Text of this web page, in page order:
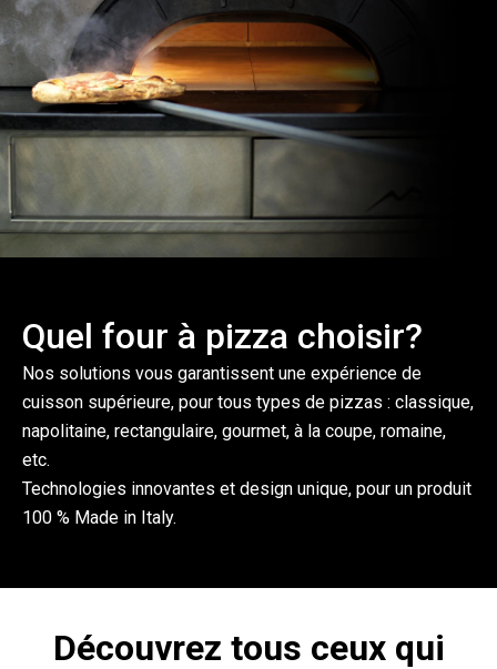
Quel four à pizza choisir?
Nos solutions vous garantissent une expérience de
cuisson supérieure, pour tous types de pizzas : classique,
napolitaine, rectangulaire, gourmet, à la coupe, romaine,
etc.
Technologies innovantes et design unique, pour un produit
100 % Made in Italy.
Découvrez tous ceux qui